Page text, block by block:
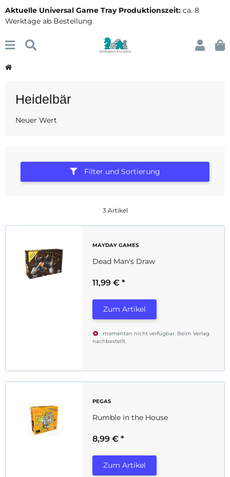
Aktuelle Universal Game Tray Produktionszeit: ca. 8
Werktage ab Bestellung
Heidelbär
Neuer Wert
Filter und Sortierung
3 Artikel
MAYDAY GAMES
Dead Man's Draw
11,99 € *
Zum Artikel
momentan nicht verfügbar. Beim Verlag
nachbestellt.
PEGAS
Rumble in the House
8,99 € *
Zum Artikel